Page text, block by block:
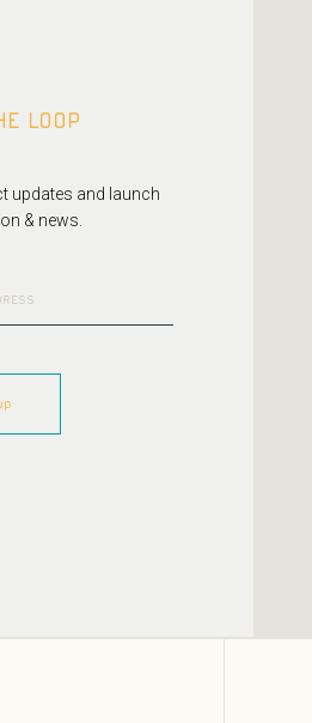
LOOP
updates and launch
& news.